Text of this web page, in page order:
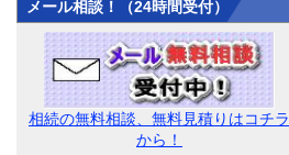
メール相談！（24時間受付）
相続の無料相談、無料見積りはコチラ
から！